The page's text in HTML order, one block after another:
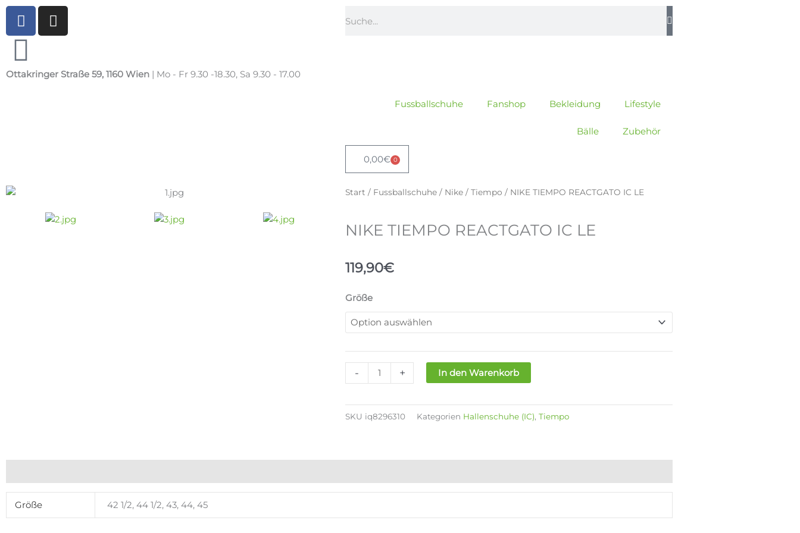
Zum
Inhalt
springen
F
a
c
e
b
I
n
a
Ottakringer Straße 59, 1160 Wien | Mo - Fr 9.30 -18.30, Sa 9.30 - 17.00
Fussballschuhe Fanshop Bekleidung Lifestyle
Bälle Zubehör
0,00€ 0
Warenkorb
Start / Fussballschuhe / Nike / Tiempo / NIKE TIEMPO REACTGATO IC LE
NIKE TIEMPO REACTGATO IC LE
119,90€
Größe
-
NIKE
TIEMPO
REACTGATO
LE
+ In den Warenkorb
SKU iq8296310 Kategorien Hallenschuhe (IC), Tiempo
Größe 42 1/2, 44 1/2, 43, 44, 45